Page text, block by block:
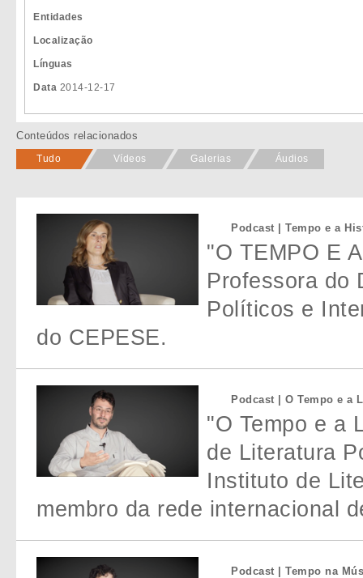
Entidades
Localização
Línguas
Data 2014-12-17
Conteúdos relacionados
Tudo Vídeos Galerias Áudios
Podcast | Tempo e a
"O TEMPO E
Professora do
Políticos e
do CEPESE.
Podcast | O Tempo e a
"O Tempo e a
de Literatura
Instituto de
membro da rede internacional
Podcast | Tempo na